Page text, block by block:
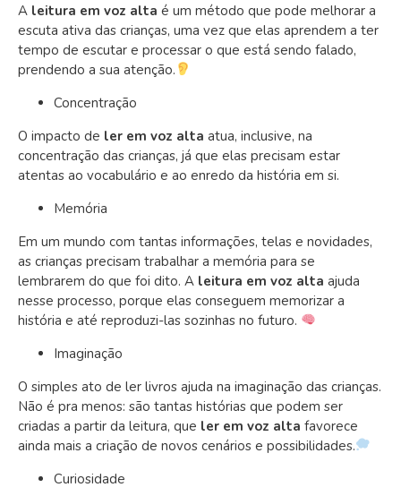
A leitura em voz alta é um método que pode melhorar a
escuta ativa das crianças, uma vez que elas aprendem a ter
tempo de escutar e processar o que está sendo falado,
prendendo a sua atenção.
Concentração
O impacto de ler em voz alta atua, inclusive, na
concentração das crianças, já que elas precisam estar
atentas ao vocabulário e ao enredo da história em si.
Memória
Em um mundo com tantas informações, telas e novidades,
as crianças precisam trabalhar a memória para se
lembrarem do que foi dito. A leitura em voz alta ajuda
nesse processo, porque elas conseguem memorizar a
história e até reproduzi-las sozinhas no futuro.
Imaginação
O simples ato de ler livros ajuda na imaginação das crianças.
Não é pra menos: são tantas histórias que podem ser
criadas a partir da leitura, que ler em voz alta favorece
ainda mais a criação de novos cenários e possibilidades.
Curiosidade